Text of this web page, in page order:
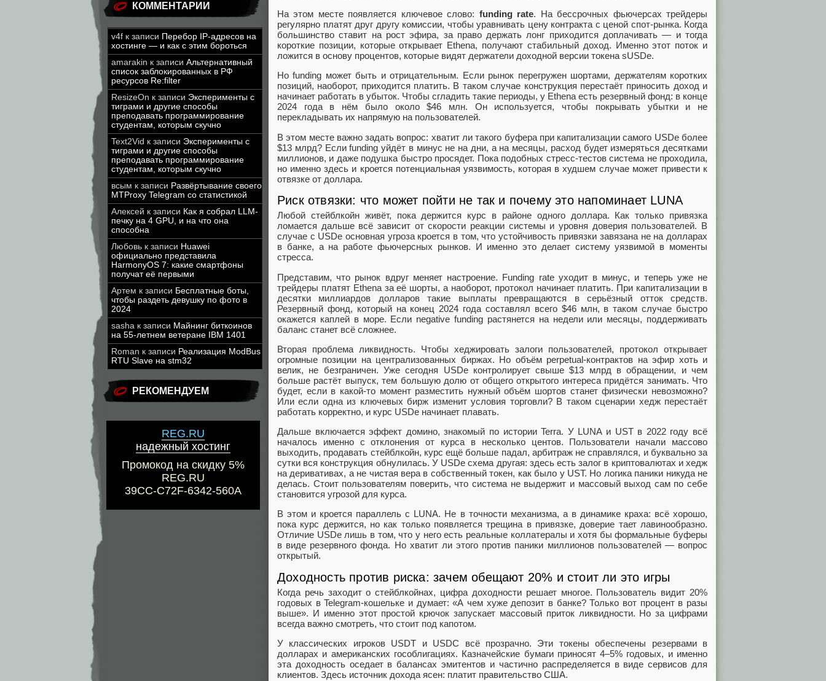
КОММЕНТАРИИ
v4f к записи Перебор IP-адресов на
хостинге — и как с этим бороться
amarakin к записи Альтернативный
список заблокированных в РФ
ресурсов Re:filter
ResizeOn к записи Эксперименты с
тиграми и другие способы
преподавать программирование
студентам, которым скучно
Text2Vid к записи Эксперименты с
тиграми и другие способы
преподавать программирование
студентам, которым скучно
всым к записи Развёртывание своего
MTProxy Telegram со статистикой
Алексей к записи Как я собрал LLM-
печку на 4 GPU, и на что она
способна
Любовь к записи Huawei
официально представила
HarmonyOS 7: какие смартфоны
получат её первыми
Артем к записи Бесплатные боты,
чтобы раздеть девушку по фото в
2024
sasha к записи Майнинг биткоинов
на 55-летнем ветеране IBM 1401
Roman к записи Реализация ModBus
RTU Slave на stm32
РЕКОМЕНДУЕМ
REG.RU
надежный хостинг
Промокод на скидку 5%
REG.RU
39CC-C72F-6342-560A
На этом месте появляется ключевое слово: funding rate. На бессрочных фьючерсах трейдеры
регулярно платят друг другу комиссии, чтобы уравнивать цену контракта с ценой спот-рынка. Когда
большинство ставит на рост эфира, за право держать лонг приходится доплачивать — и тогда
короткие позиции, которые открывает Ethena, получают стабильный доход. Именно этот поток и
ложится в основу процентов, которые видят держатели доходной версии токена sUSDe.
Но funding может быть и отрицательным. Если рынок перегружен шортами, держателям коротких
позиций, наоборот, приходится платить. В таком случае конструкция перестаёт приносить доход и
начинает работать в убыток. Чтобы сгладить такие периоды, у Ethena есть резервный фонд: в конце
2024 года в нём было около $46 млн. Он используется, чтобы покрывать убытки и не
перекладывать их напрямую на пользователей.
В этом месте важно задать вопрос: хватит ли такого буфера при капитализации самого USDe более
$13 млрд? Если funding уйдёт в минус не на дни, а на месяцы, расход будет измеряться десятками
миллионов, и даже подушка быстро просядет. Пока подобных стресс-тестов система не проходила,
но именно здесь и кроется потенциальная уязвимость, которая в худшем случае может привести к
отвязке от доллара.
Риск отвязки: что может пойти не так и почему это напоминает LUNA
Любой стейблкойн живёт, пока держится курс в районе одного доллара. Как только привязка
ломается дальше всё зависит от скорости реакции системы и уровня доверия пользователей. В
случае с USDe основная угроза кроется в том, что устойчивость привязки завязана не на долларах
в банке, а на работе фьючерсных рынков. И именно это делает систему уязвимой в моменты
стресса.
Представим, что рынок вдруг меняет настроение. Funding rate уходит в минус, и теперь уже не
трейдеры платят Ethena за её шорты, а наоборот, протокол начинает платить. При капитализации в
десятки миллиардов долларов такие выплаты превращаются в серьёзный отток средств.
Резервный фонд, который на конец 2024 года составлял всего $46 млн, в таком случае быстро
окажется каплей в море. Если negative funding растянется на недели или месяцы, поддерживать
баланс станет всё сложнее.
Вторая проблема ликвидность. Чтобы хеджировать залоги пользователей, протокол открывает
огромные позиции на централизованных биржах. Но объём perpetual-контрактов на эфир хоть и
велик, не безграничен. Уже сегодня USDe контролирует свыше $13 млрд в обращении, и чем
больше растёт выпуск, тем большую долю от общего открытого интереса придётся занимать. Что
будет, если в какой-то момент разместить нужный объём шортов станет физически невозможно?
Или если одна из ключевых бирж изменит условия торговли? В таком сценарии хедж перестаёт
работать корректно, и курс USDe начинает плавать.
Дальше включается эффект домино, знакомый по истории Terra. У LUNA и UST в 2022 году всё
началось именно с отклонения от курса в несколько центов. Пользователи начали массово
выходить, продавать стейблкойн, курс ещё больше падал, арбитраж не справлялся, и буквально за
сутки вся конструкция обнулилась. У USDe схема другая: здесь есть залог в криптовалютах и хедж
на деривативах, а не чистая вера в собственный токен, как было у UST. Но логика паники никуда не
делась. Стоит пользователям поверить, что система не выдержит и массовый выход сам по себе
становится угрозой для курса.
В этом и кроется параллель с LUNA. Не в точности механизма, а в динамике краха: всё хорошо,
пока курс держится, но как только появляется трещина в привязке, доверие тает лавинообразно.
Отличие USDe лишь в том, что у него есть реальные коллатералы и хотя бы формальные буферы
в виде резервного фонда. Но хватит ли этого против паники миллионов пользователей — вопрос
открытый.
Доходность против риска: зачем обещают 20% и стоит ли это игры
Когда речь заходит о стейблкойнах, цифра доходности решает многое. Пользователь видит 20%
годовых в Telegram-кошельке и думает: «А чем хуже депозит в банке? Только вот процент в разы
выше». И именно этот простой крючок запускает массовый приток ликвидности. Но за цифрами
всегда важно смотреть, что стоит под капотом.
У классических игроков USDT и USDC всё прозрачно. Эти токены обеспечены резервами в
долларах и американских гособлигациях. Казначейские бумаги приносят 4–5% годовых, и именно
эта доходность оседает в балансах эмитентов и частично распределяется в виде сервисов для
клиентов. Здесь источник дохода ясен: платит правительство США.